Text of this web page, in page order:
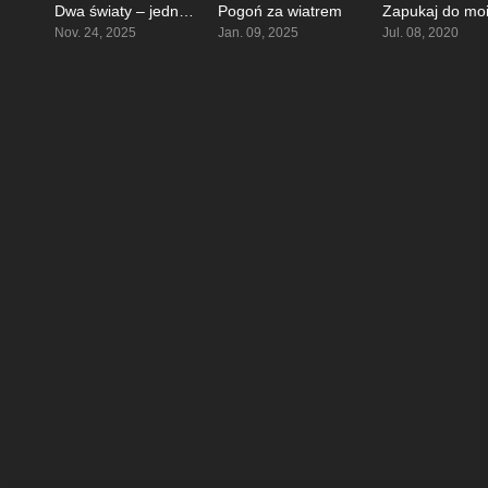
6
Nov. 24, 2025
6.5
Pogoń za wiatrem
Jan. 09, 2025 Jul. 08, 2020